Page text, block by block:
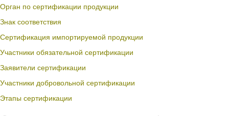
Орган по сертификации продукции
Знак соответствия
Сертификация импортируемой продукции
Участники обязательной сертификации
Заявители сертификации
Участники добровольной сертификации
Этапы сертификации